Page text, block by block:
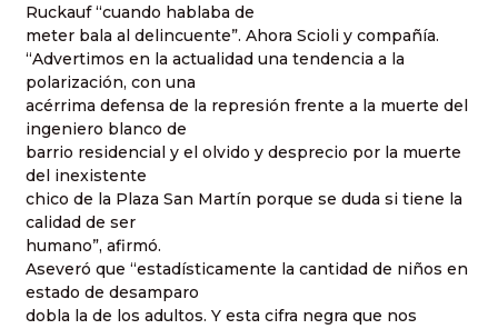
Ruckauf “cuando hablaba de
meter bala al delincuente”. Ahora Scioli y compañía.
“Advertimos en la actualidad una tendencia a la
polarización, con una
acérrima defensa de la represión frente a la muerte del
ingeniero blanco de
barrio residencial y el olvido y desprecio por la muerte
del inexistente
chico de la Plaza San Martín porque se duda si tiene la
calidad de ser
humano”, afirmó.
Aseveró que “estadísticamente la cantidad de niños en
estado de desamparo
dobla la de los adultos. Y esta cifra negra que nos